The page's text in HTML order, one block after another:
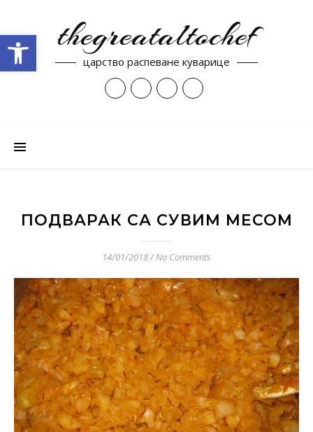
thegreataltochef
царство распеване куварице
ПОДВАРАК СА СУВИМ МЕСОМ
14/01/2018/No Comments
Open toolbar